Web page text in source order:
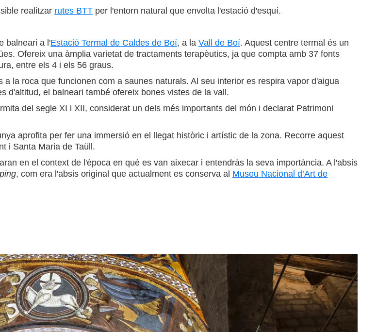
realitzar rutes BTT per l'entorn natural que envolta l'estació d'esquí.
balneari a l'Estació Termal de Caldes de Boí, a la Vall de Boí. Aquest centre termal és un
Ofereix una àmplia varietat de tractaments terapèutics, ja que compta amb 37 fonts
entre els 4 i els 56 graus.
la roca que funcionen com a saunes naturals. Al seu interior es respira vapor d'aigua
d'altitud, el balneari també ofereix bones vistes de la vall.
del segle XI i XII, considerat un dels més importants del món i declarat Patrimoni
aprofita per fer una immersió en el llegat històric i artístic de la zona. Recorre aquest
i Santa Maria de Taüll.
en el context de l'època en què es van aixecar i entendràs la seva importància. A l'absis
, com era l'absis original que actualment es conserva al Museu Nacional d’Art de